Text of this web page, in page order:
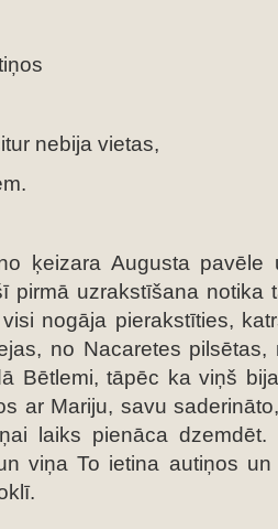
nebija vietas,
ķeizara Augusta pavēle
pirmā uzrakstīšana notika
nogāja pierakstīties,
no Nacaretes
Bētlemi, tāpēc ka viņš
ar Mariju, savu
laiks pienāca
viņa To ietina autiņos